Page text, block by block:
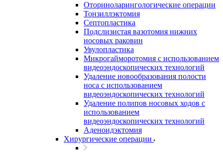
Оториноларингологические операции
Тонзиллэктомия
Септопластика
Подслизистая вазотомия нижних
носовых раковин
Увулопластика
Микрогайморотомия с использованием
видеоэндоскопических технологий
Удаление новообразования полости
носа с использованием
видеоэндоскопических технологий
Удаление полипов носовых ходов с
использованием
видеоэндоскопических технологий
Аденоидэктомия
Хирургические операции